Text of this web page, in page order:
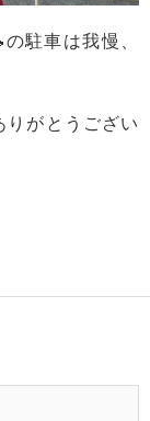
駐車は我慢、
りがとうござい